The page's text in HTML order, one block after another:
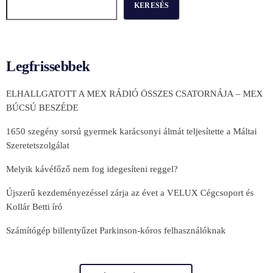
KERESÉS
Legfrissebbek
ELHALLGATOTT A MEX RÁDIÓ ÖSSZES CSATORNÁJA – MEX
BÚCSÚ BESZÉDE
1650 szegény sorsú gyermek karácsonyi álmát teljesítette a Máltai
Szeretetszolgálat
Melyik kávéfőző nem fog idegesíteni reggel?
Újszerű kezdeményezéssel zárja az évet a VELUX Cégcsoport és
Kollár Betti író
Számítógép billentyűzet Parkinson-kóros felhasználóknak